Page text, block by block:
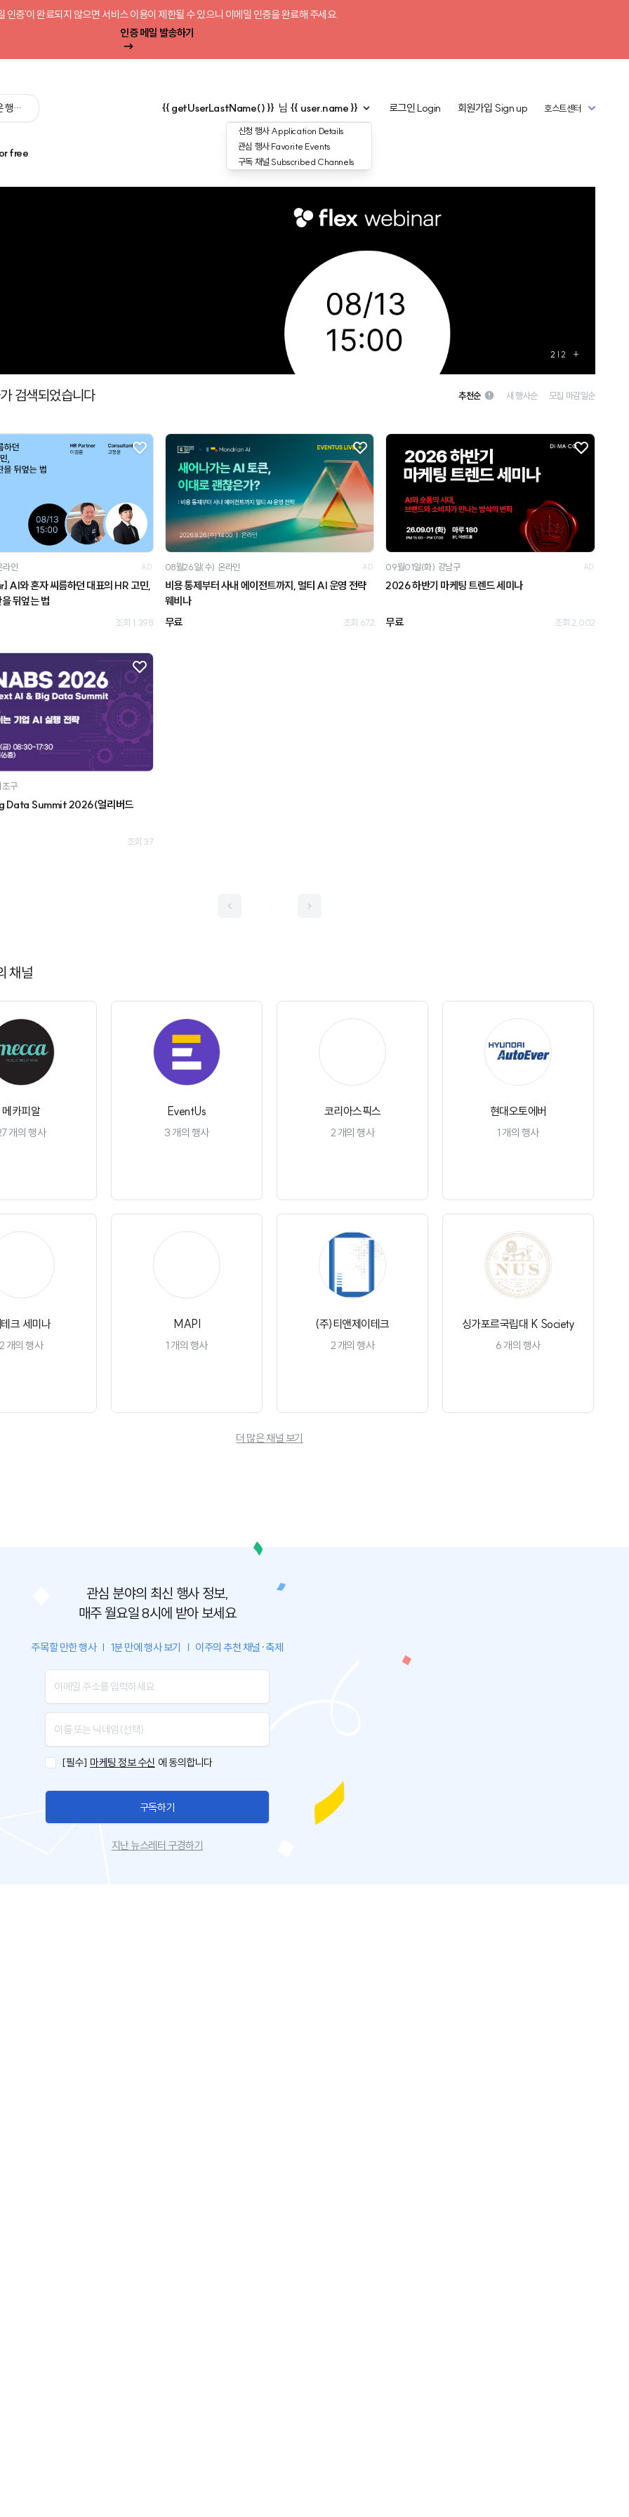
인증'이 완료되지 않으면 서비스 이용이 제한될 수 있으니 이메일 인증을 완료해 주세요.
인증 메일 발송하기
사를 검색해 보세요':query) }} {{ getUserLastName() }} 님 {{ user.name }}
신청 행사Application Details
관심 행사Favorite Events
구독 채널 Subscribed Channels
로그인Login 회원가입 Sign up 호스트센터
free
1 | 2 +
검색되었습니다 추천순 새 행사순 모집 마감일순
라인 AD
와 혼자 씨름하던 대표의 HR 고민,
뒤엎는 법
조회 1,398
08월26일(수) 온라인 AD
비용 통제부터 사내 에이전트까지, 멀티 AI 운영 전략
웨비나
무료
조회 672
09월01일(화) 강남구 AD
2026 하반기 마케팅 트렌드 세미나
무료 조회 2,002
초구
Data Summit 2026(얼리버드
조회 37
채널
메카피알
개의 행사
EventUs
3 개의 행사
코리아스픽스
2 개의 행사
현대오토에버
1 개의 행사
크 세미나
개의 행사
MAPI
1 개의 행사
(주)티앤제이테크
2 개의 행사
싱가포르국립대 K Society
6 개의 행사
더 많은 채널 보기
관심 분야의 최신 행사 정보,
매주 월요일 8시에 받아 보세요
주목할 만한 행사 | 1분 만에 행사 보기 | 이주의 추천 채널·축제
[필수] 마케팅 정보 수신 에 동의합니다
구독하기
지난 뉴스레터 구경하기